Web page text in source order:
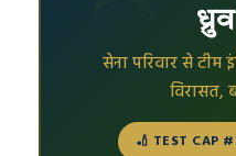
सेना परिवार से टीम
विरासत,
🏏 TEST CAP